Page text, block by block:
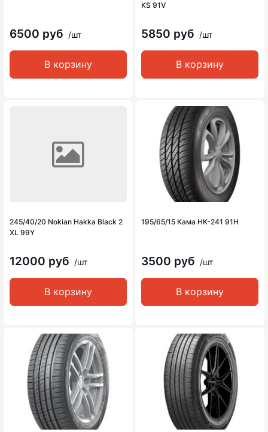
6500 руб /шт
В корзину
KS 91V
5850 руб /шт
В корзину
245/40/20 Nokian Hakka Black 2
XL 99Y
12000 руб /шт
В корзину
195/65/15 Кама НК-241 91H
3500 руб /шт
В корзину